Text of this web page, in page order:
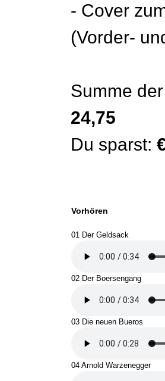
- Cover
(Vorder-
Summe
24,75
Du sparst:
Vorhören
01 Der Geldsack
02 Der Boersengang
03 Die neuen Bueros
04 Arnold Warzenegger